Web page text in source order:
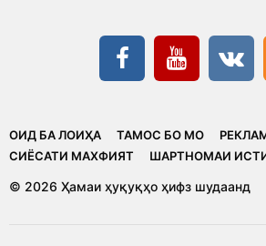
ОИД БА ЛОИҲА ТАМОС БО МО
CИЁСАТИ МАХФИЯТ
ШАРТНОМАИ
© 2026 Ҳамаи ҳуқуқҳо ҳифз шудаанд